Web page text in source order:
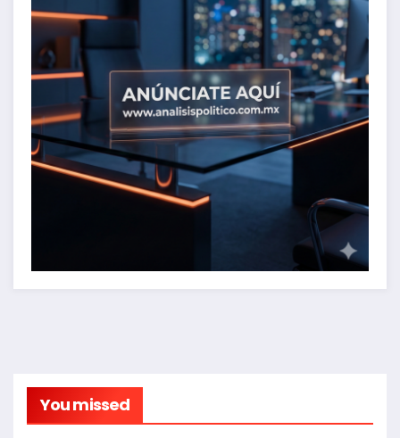
You missed